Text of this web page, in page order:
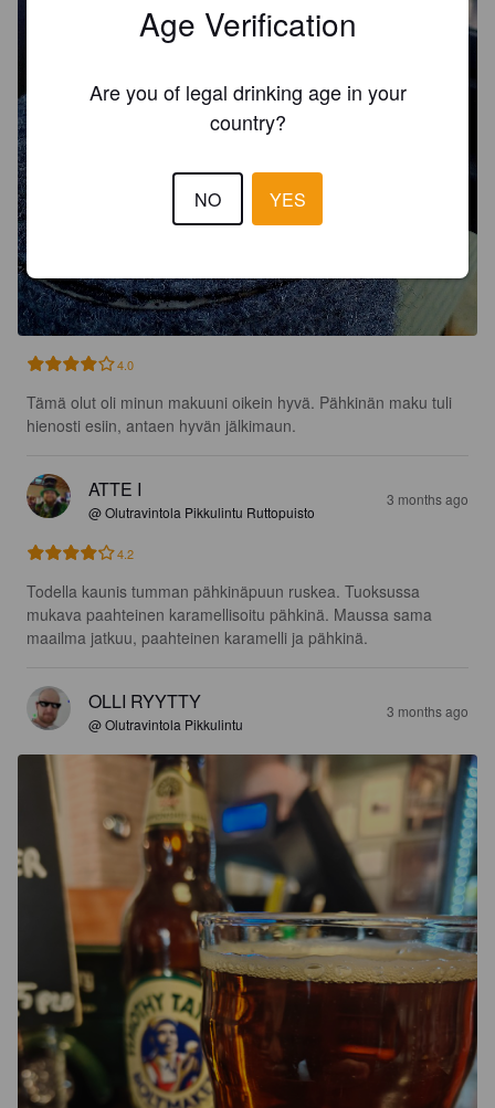
4.0
Tämä olut oli minun makuuni oikein hyvä. Pähkinän maku tuli
hienosti esiin, antaen hyvän jälkimaun.
ATTE I
@ Olutravintola Pikkulintu Ruttopuisto
3 months ago
4.2
Todella kaunis tumman pähkinäpuun ruskea. Tuoksussa
mukava paahteinen karamellisoitu pähkinä. Maussa sama
maailma jatkuu, paahteinen karamelli ja pähkinä.
OLLI RYYTTY
@ Olutravintola Pikkulintu
3 months ago
Age Verification
Are you of legal drinking age in your
country?
NO YES